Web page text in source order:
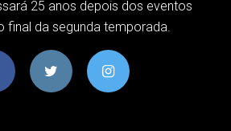
25 anos depois dos eventos
final da segunda temporada.